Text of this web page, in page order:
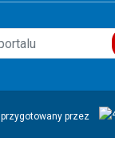
przygotowany przez